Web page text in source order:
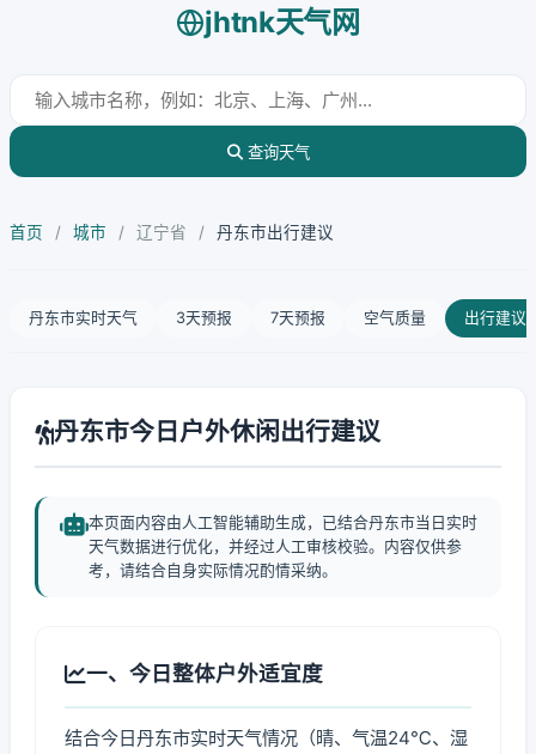
jhtnk天气网
查询天气
首页 / 城市 / 辽宁省 / 丹东市出行建议
丹东市实时天气 3天预报 7天预报 空气质量 出行建议
丹东市今日户外休闲出行建议
本页面内容由人工智能辅助生成，已结合丹东市当日实时
天气数据进行优化，并经过人工审核校验。内容仅供参
考，请结合自身实际情况酌情采纳。
一、今日整体户外适宜度
结合今日丹东市实时天气情况（晴、气温24℃、湿